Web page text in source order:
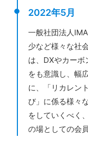
2022年5月
一般社団法人
少など様々な社
は、DXやカーボ
をも意識し、幅
に、「リカレン
び」に係る様々
をしていくべく
の場としての会